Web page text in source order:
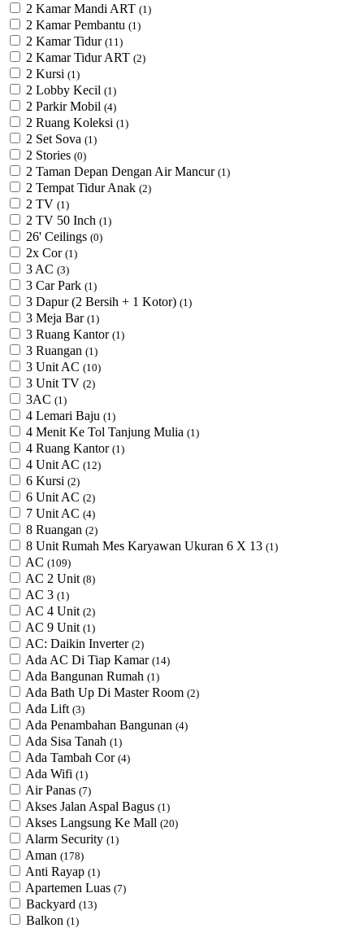
2 Kamar Mandi ART (1)
2 Kamar Pembantu (1)
2 Kamar Tidur (11)
2 Kamar Tidur ART (2)
2 Kursi (1)
2 Lobby Kecil (1)
2 Parkir Mobil (4)
2 Ruang Koleksi (1)
2 Set Sova (1)
2 Stories (0)
2 Taman Depan Dengan Air Mancur (1)
2 Tempat Tidur Anak (2)
2 TV (1)
2 TV 50 Inch (1)
26' Ceilings (0)
2x Cor (1)
3 AC (3)
3 Car Park (1)
3 Dapur (2 Bersih + 1 Kotor) (1)
3 Meja Bar (1)
3 Ruang Kantor (1)
3 Ruangan (1)
3 Unit AC (10)
3 Unit TV (2)
3AC (1)
4 Lemari Baju (1)
4 Menit Ke Tol Tanjung Mulia (1)
4 Ruang Kantor (1)
4 Unit AC (12)
6 Kursi (2)
6 Unit AC (2)
7 Unit AC (4)
8 Ruangan (2)
8 Unit Rumah Mes Karyawan Ukuran 6 X 13 (1)
AC (109)
AC 2 Unit (8)
AC 3 (1)
AC 4 Unit (2)
AC 9 Unit (1)
AC: Daikin Inverter (2)
Ada AC Di Tiap Kamar (14)
Ada Bangunan Rumah (1)
Ada Bath Up Di Master Room (2)
Ada Lift (3)
Ada Penambahan Bangunan (4)
Ada Sisa Tanah (1)
Ada Tambah Cor (4)
Ada Wifi (1)
Air Panas (7)
Akses Jalan Aspal Bagus (1)
Akses Langsung Ke Mall (20)
Alarm Security (1)
Aman (178)
Anti Rayap (1)
Apartemen Luas (7)
Backyard (13)
Balkon (1)